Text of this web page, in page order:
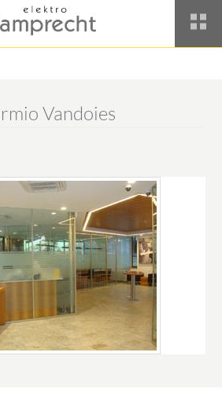
Vandoies